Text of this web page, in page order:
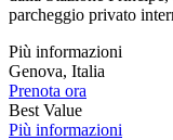
parcheggio privato
Più informazioni
Genova, Italia
Prenota ora
Best Value
Più informazioni